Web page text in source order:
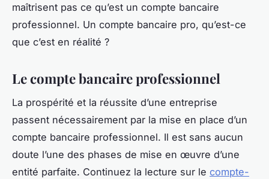
maîtrisent pas ce qu’est un compte bancaire
professionnel. Un compte bancaire pro, qu’est-ce
que c’est en réalité ?
Le compte bancaire professionnel
La prospérité et la réussite d’une entreprise
passent nécessairement par la mise en place d’un
compte bancaire professionnel. Il est sans aucun
doute l’une des phases de mise en œuvre d’une
entité parfaite. Continuez la lecture sur le compte-